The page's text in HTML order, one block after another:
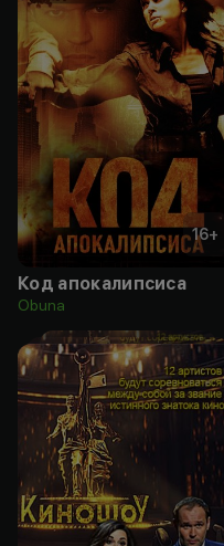
16+
Код апокалипсиса
Obuna